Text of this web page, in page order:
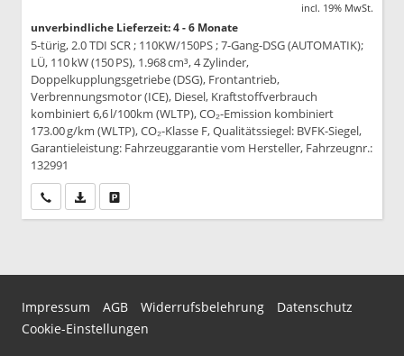
incl. 19% MwSt.
unverbindliche Lieferzeit: 4 - 6 Monate
5-türig, 2.0 TDI SCR ; 110KW/150PS ; 7-Gang-DSG (AUTOMATIK);
LÜ, 110 kW (150 PS), 1.968 cm³, 4 Zylinder,
Doppelkupplungsgetriebe (DSG), Frontantrieb,
Verbrennungsmotor (ICE), Diesel, Kraftstoffverbrauch
kombiniert 6,6 l/100km (WLTP), CO₂-Emission kombiniert
173.00 g/km (WLTP), CO₂-Klasse F, Qualitätssiegel: BVFK-Siegel,
Garantieleistung: Fahrzeuggarantie vom Hersteller, Fahrzeugnr.:
132991
Wir rufen Sie anPDF-Datei, Fahrzeugexposé drucken
Impressum AGB Widerrufsbelehrung
Datenschutz
Cookie-Einstellungen